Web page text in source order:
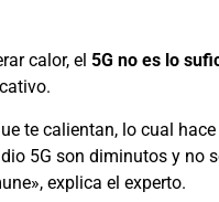
calor, el 5G no es lo
te calientan, lo cual
5G son diminutos y no
explica el experto.